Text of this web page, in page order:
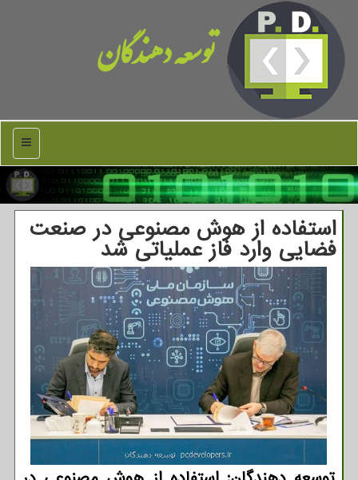
توسعه دهندگان
منو
استفاده از هوش مصنوعی در صنعت
فضایی وارد فاز عملیاتی شد